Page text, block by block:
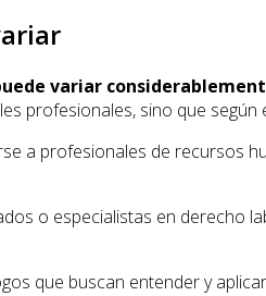
variar
profesionales, sino que
a profesionales de recursos
o especialistas en derecho
que buscan entender y